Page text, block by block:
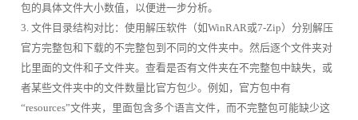
包的具体文件大小数值，以便进一步分析。
3. 文件目录结构对比：使用解压软件（如WinRAR或7-Zip）分别解压
官方完整包和下载的不完整包到不同的文件夹中。然后逐个文件夹对
比里面的文件和子文件夹。查看是否有文件夹在不完整包中缺失，或
者某些文件夹中的文件数量比官方包少。例如，官方包中有
“resources”文件夹，里面包含多个语言文件，而不完整包可能缺少这